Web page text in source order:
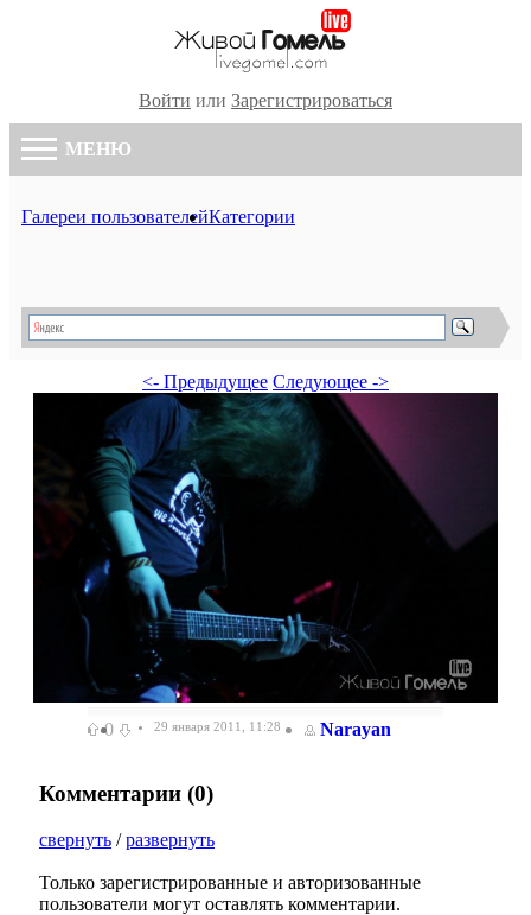
Войти или Зарегистрироваться
МЕНЮ
Галереи пользователейКатегории
<- Предыдущее Следующее ->
0 29 января 2011, 11:28 Narayan
Комментарии (0)
свернуть /развернуть
Только зарегистрированные и авторизованные
пользователи могут оставлять комментарии.